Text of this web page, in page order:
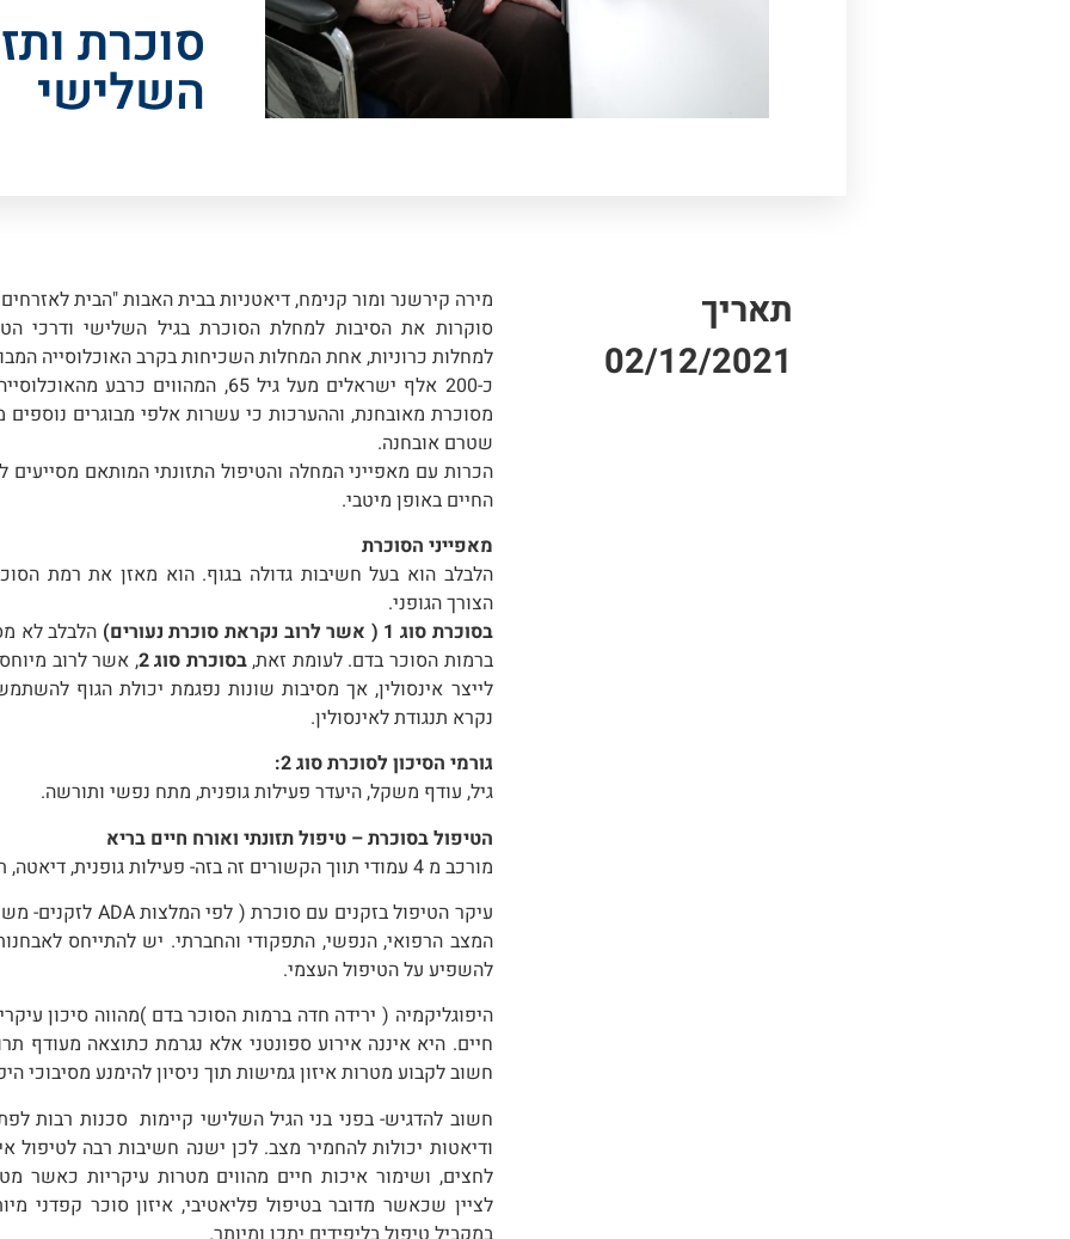
סוכרת
השלישי
תאריך
02/12/2021
מירה קירשנר ומור קנימח, דיאטניות בבית האבות "הבית
סוקרות את הסיבות למחלת הסוכרת בגיל השלישי ודרכי
למחלות כרוניות, אחת המחלות השכיחות בקרב האוכלוסייה
כ-200 אלף ישראלים מעל גיל 65, המהווים
שטרם אובחנה.
הכרות עם מאפייני המחלה והטיפול התזונתי המותאם
החיים באופן מיטבי.
מאפייני הסוכרת
הלבלב הוא בעל חשיבות גדולה בגוף. הוא מאזן את רמת
הצורך הגופני.
בסוכרת סוג 1 ( אשר לרוב נקראת סוכרת נעורים)
הלבלב לא
ברמות הסוכר בדם. לעומת זאת,בסוכרת סוג 2 , אשר לרוב
לייצר אינסולין, אך מסיבות שונות נפגמת יכולת הגוף
נקרא תנגודת לאינסולין.
גורמי הסיכון לסוכרת סוג 2:
גיל, עודף משקל, היעדר פעילות גופנית, מתח נפשי ותורשה.
הטיפול בסוכרת – טיפול תזונתי ואורח חיים בריא
מורכב מ 4 עמודי תווך הקשורים זה בזה- פעילות גופנית, דיאטה, תרופות, מצב רגשי.
המצב הרפואי, הנפשי, התפקודי והחברתי. יש להתייחס
להשפיע על הטיפול העצמי.
היפוגליקמיה ( ירידה חדה ברמות הסוכר בדם )מהווה סיכון
חיים. היא איננה אירוע ספונטני אלא נגרמת כתוצאה מעודף
חשוב לקבוע מטרות איזון גמישות תוך ניסיון להימנע מסיבוכי
חשוב להדגיש- בפני בני הגיל השלישי קיימות סכנות רבות
ודיאטות יכולות להחמיר מצב. לכן ישנה חשיבות רבה לטיפול
לחצים, ושימור איכות חיים מהווים מטרות עיקריות כאשר
לציין שכאשר מדובר בטיפול פליאטיבי, איזון סוכר קפדני